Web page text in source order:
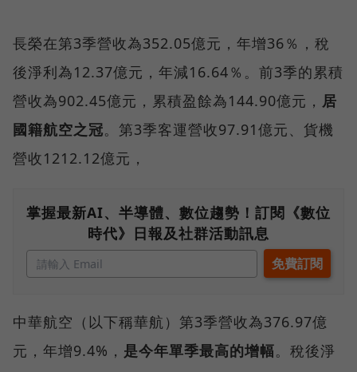
長榮在第3季營收為352.05億元，年增36％，稅
後淨利為12.37億元，年減16.64％。前3季的累積
營收為902.45億元，累積盈餘為144.90億元， 居
國籍航空之冠。第3季客運營收97.91億元、貨機
營收1212.12億元，
掌握最新AI、半導體、數位趨勢！訂閱《數位
時代》日報及社群活動訊息
中華航空（以下稱華航）第3季營收為376.97億
元，年增9.4%， 是今年單季最高的增幅。稅後淨